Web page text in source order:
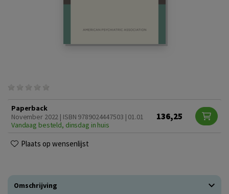
Paperback
November 2022 | ISBN 9789024447503 | 01.01
Vandaag besteld, dinsdag in huis
136,25
Plaats op wensenlijst
Omschrijving